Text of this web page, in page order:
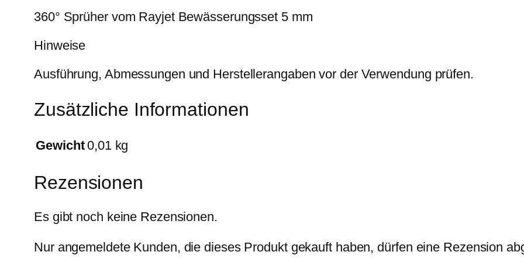
0
€
e
360° Sprüher vom Rayjet Bewässerungsset 5 mm
Hinweise
Ausführung, Abmessungen und Herstellerangaben vor der Verwendung prüfen.
Zusätzliche Informationen
Gewicht0,01 kg
Rezensionen
Es gibt noch keine Rezensionen.
Nur angemeldete Kunden, die dieses Produkt gekauft haben, dürfen eine Rezension